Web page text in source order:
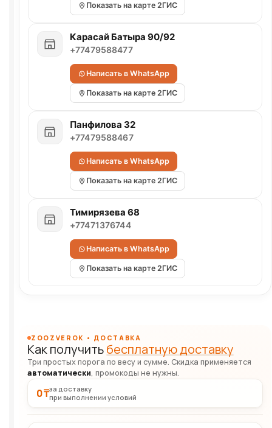
Показать на карте 2ГИС
Карасай Батыра 90/92
+77479588477
Написать в WhatsApp
Показать на карте 2ГИС
Панфилова 32
+77479588467
Написать в WhatsApp
Показать на карте 2ГИС
Тимирязева 68
+77471376744
Написать в WhatsApp
Показать на карте 2ГИС
ZOOZVEROK • ДОСТАВКА
Как получитьбесплатную доставку
Три простых порога по весу и сумме. Скидка применяется
автоматически, промокоды не нужны.
0 ₸за доставку
при выполнении условий